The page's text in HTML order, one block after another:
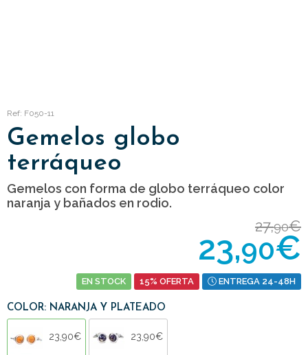
Ref: F050-11
Gemelos globo
terráqueo
Gemelos con forma de globo terráqueo color
naranja y bañados en rodio.
27,90€
23,90€
EN STOCK 15% OFERTA ENTREGA 24-48H
COLOR: NARANJA Y PLATEADO
23,90€ 23,90€